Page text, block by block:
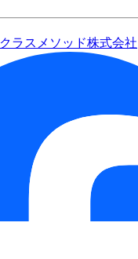
クラスメソッド株式会社